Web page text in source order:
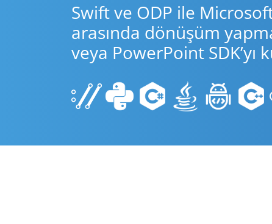
Swift ve ODP ile
arasında dönüşüm
veya PowerPoint SDK’yı